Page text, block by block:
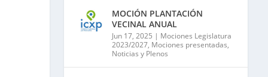
MOCIÓN PLANTACIÓN
VECINAL ANUAL
Jun 17, 2025 | Mociones Legislatura
2023/2027, Mociones presentadas,
Noticias y Plenos